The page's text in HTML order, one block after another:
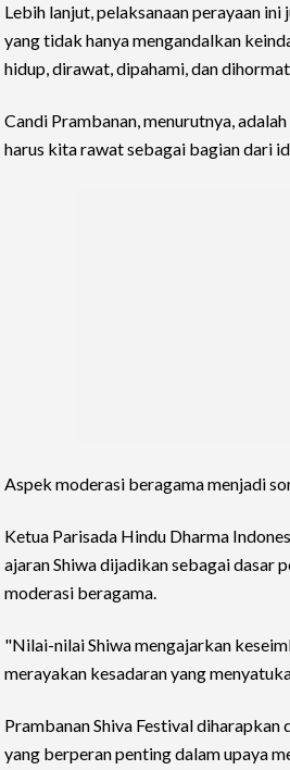
Lebih lanjut, pelaksanaan perayaan
yang tidak hanya mengandalkan
hidup, dirawat, dipahami, dan
Candi Prambanan, menurutnya,
harus kita rawat sebagai bagian dari
Aspek moderasi beragama menjadi
Ketua Parisada Hindu Dharma
ajaran Shiwa dijadikan sebagai dasar
moderasi beragama.
"Nilai-nilai Shiwa mengajarkan
merayakan kesadaran yang
Prambanan Shiva Festival
yang berperan penting dalam upaya